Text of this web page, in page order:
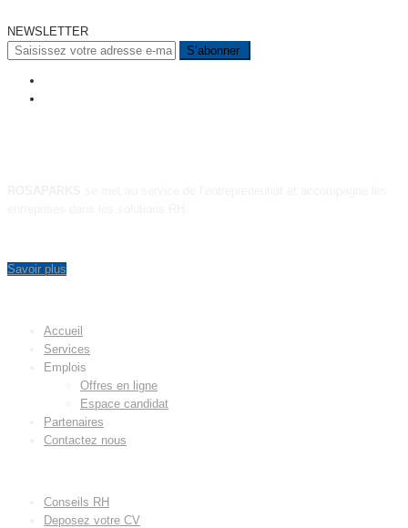
NEWSLETTER
Savoir plus
Accueil
Services
Emplois
Offres en ligne
Espace candidat
Partenaires
Contactez nous
Conseils RH
Deposez votre CV